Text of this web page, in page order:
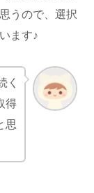
うので、選択
ます♪
く
得
思